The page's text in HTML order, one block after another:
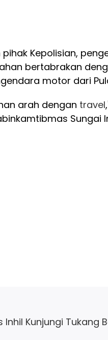
Kepolisian,
bertabrakan
motor dari
arah dengan travel
Sungai
Inhil Kunjungi Tukang